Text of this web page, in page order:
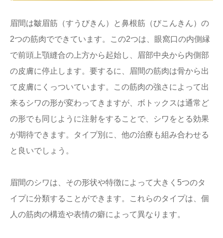
眉間は皺眉筋（すうびきん）と鼻根筋（びこんきん）の
2つの筋肉でできています。この2つは、眼窩口の内側縁
で前頭上顎縫合の上方から起始し、眉部中央から内側部
の皮膚に停止します。要するに、眉間の筋肉は骨から出
て皮膚にくっついています。この筋肉の強さによって出
来るシワの形が変わってきますが、ボトックスは通常ど
の形でも同じように注射をすることで、シワをとる効果
が期待できます。タイプ別に、他の治療も組み合わせる
と良いでしょう。
眉間のシワは、その形状や特徴によって大きく5つのタ
イプに分類することができます。これらのタイプは、個
人の筋肉の構造や表情の癖によって異なります。